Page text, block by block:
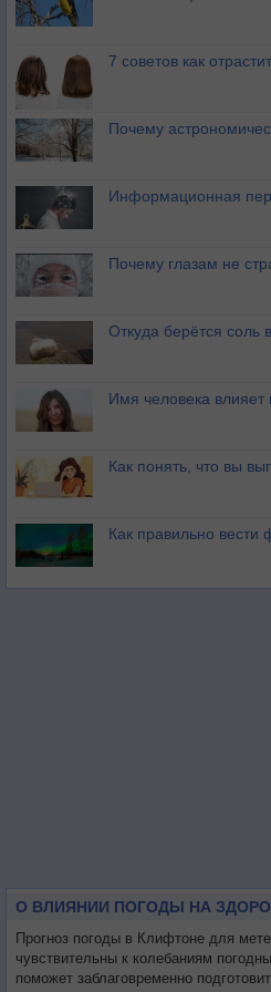
7 советов как
Почему
Информационная
Почему глазам не
Откуда берётся соль
Имя человека влияет
Как понять, что вы
Как правильно вести
О ВЛИЯНИИ ПОГОДЫ НА
Прогноз погоды в Клифтоне для
чувствительны к колебаниям
поможет заблаговременно